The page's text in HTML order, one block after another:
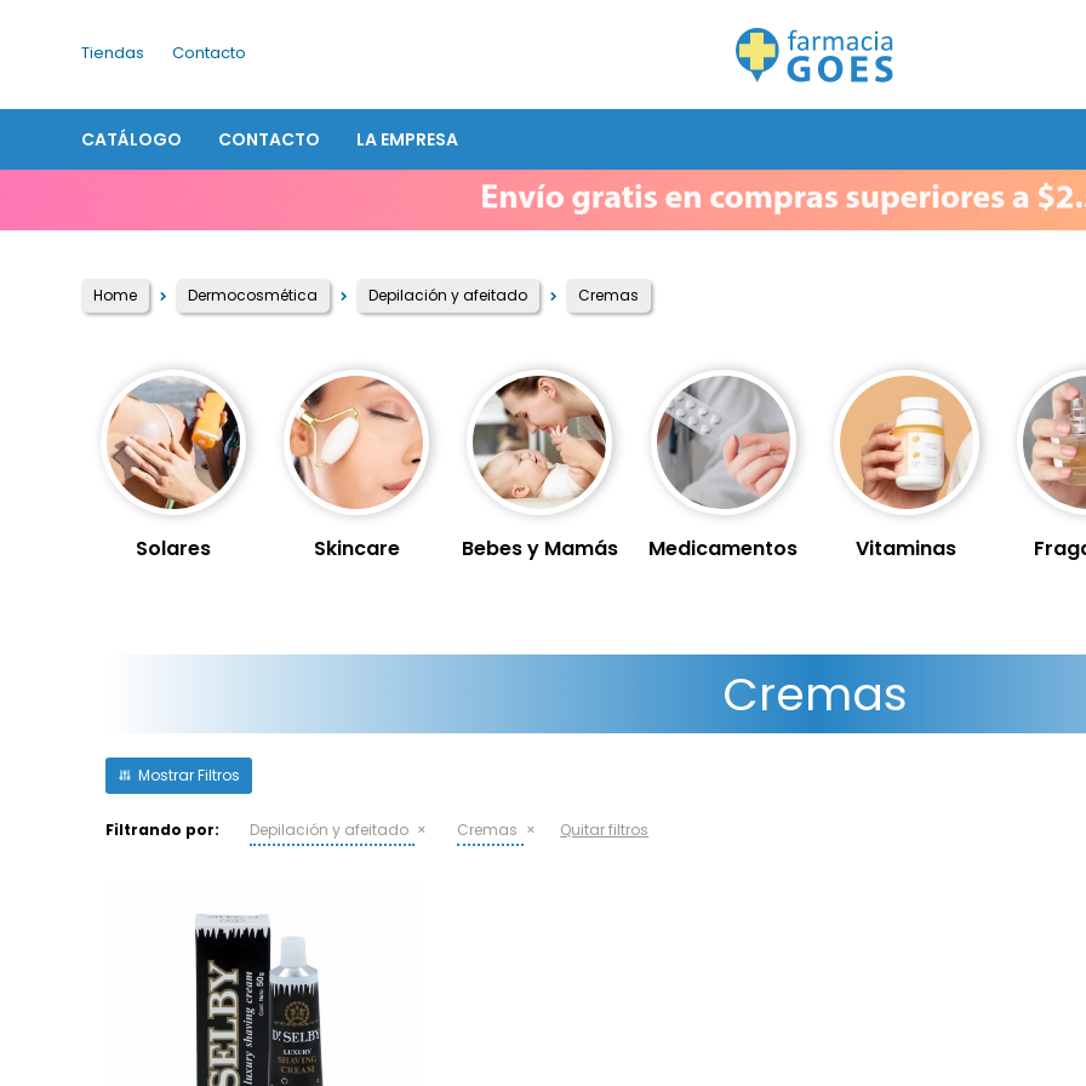
CATÁLOGO CONTACTO LA EMPRESA
Tiendas Contacto
Home Dermocosmética Depilación y afeitado Cremas
Solares Skincare Bebes y Mamás Medicamentos Vitaminas
Cremas
Filtrando por: Depilación y afeitado Cremas Quitar filtros
Crema De Afeitar Dr.Selby En
Pomo 50Gr